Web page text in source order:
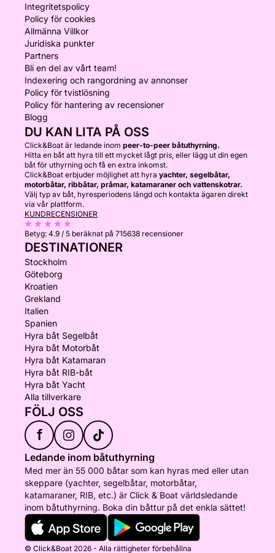
Integritetspolicy
Policy för cookies
Allmänna Villkor
Juridiska punkter
Partners
Bli en del av vårt team!
Indexering och rangordning av annonser
Policy för tvistlösning
Policy för hantering av recensioner
Blogg
DU KAN LITA PÅ OSS
Click&Boat är ledande inom peer-to-peer båtuthyrning.
Hitta en båt att hyra till ett mycket lågt pris, eller lägg ut din egen
båt för uthyrning och få en extra inkomst.
Click&Boat erbjuder möjlighet att hyra yachter, segelbåtar,
motorbåtar, ribbåtar, pråmar, katamaraner och vattenskotrar.
Välj typ av båt, hyresperiodens längd och kontakta ägaren direkt
via vår plattform.
KUNDRECENSIONER
Betyg: 4.9 / 5 beräknat på 715638 recensioner
DESTINATIONER
Stockholm
Göteborg
Kroatien
Grekland
Italien
Spanien
Hyra båt Segelbåt
Hyra båt Motorbåt
Hyra båt Katamaran
Hyra båt RIB-båt
Hyra båt Yacht
Alla tillverkare
FÖLJ OSS
f
Ledande inom båtuthyrning
Med mer än 55 000 båtar som kan hyras med eller utan
skeppare (yachter, segelbåtar, motorbåtar,
katamaraner, RIB, etc.) är Click & Boat världsledande
inom båtuthyrning. Boka din båttur på det enkla sättet!
© Click&Boat 2026 - Alla rättigheter förbehållna